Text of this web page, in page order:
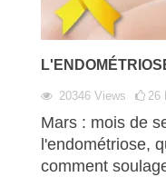
20346 Views 26
Mars : mois de
l'endométriose,
comment